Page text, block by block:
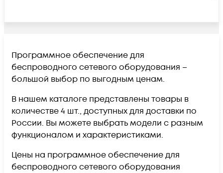
Программное обеспечение для
беспроводного сетевого оборудования –
большой выбор по выгодным ценам.
В нашем каталоге представлены товары в
количестве 4 шт., доступных для доставки по
России. Вы можете выбрать модели с разным
функционалом и характеристиками.
Цены на программное обеспечение для
беспроводного сетевого оборудования